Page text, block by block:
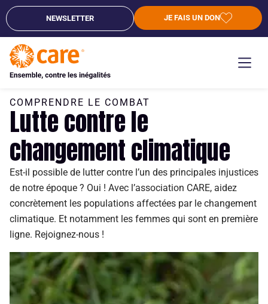
NEWSLETTER JE FAIS UN DON
COMPRENDRE LE COMBAT
Lutte contre le
changement climatique
Est-il possible de lutter contre l’un des principales injustices
de notre époque ? Oui ! Avec l’association CARE, aidez
concrètement les populations affectées par le changement
climatique. Et notamment les femmes qui sont en première
ligne. Rejoignez-nous !